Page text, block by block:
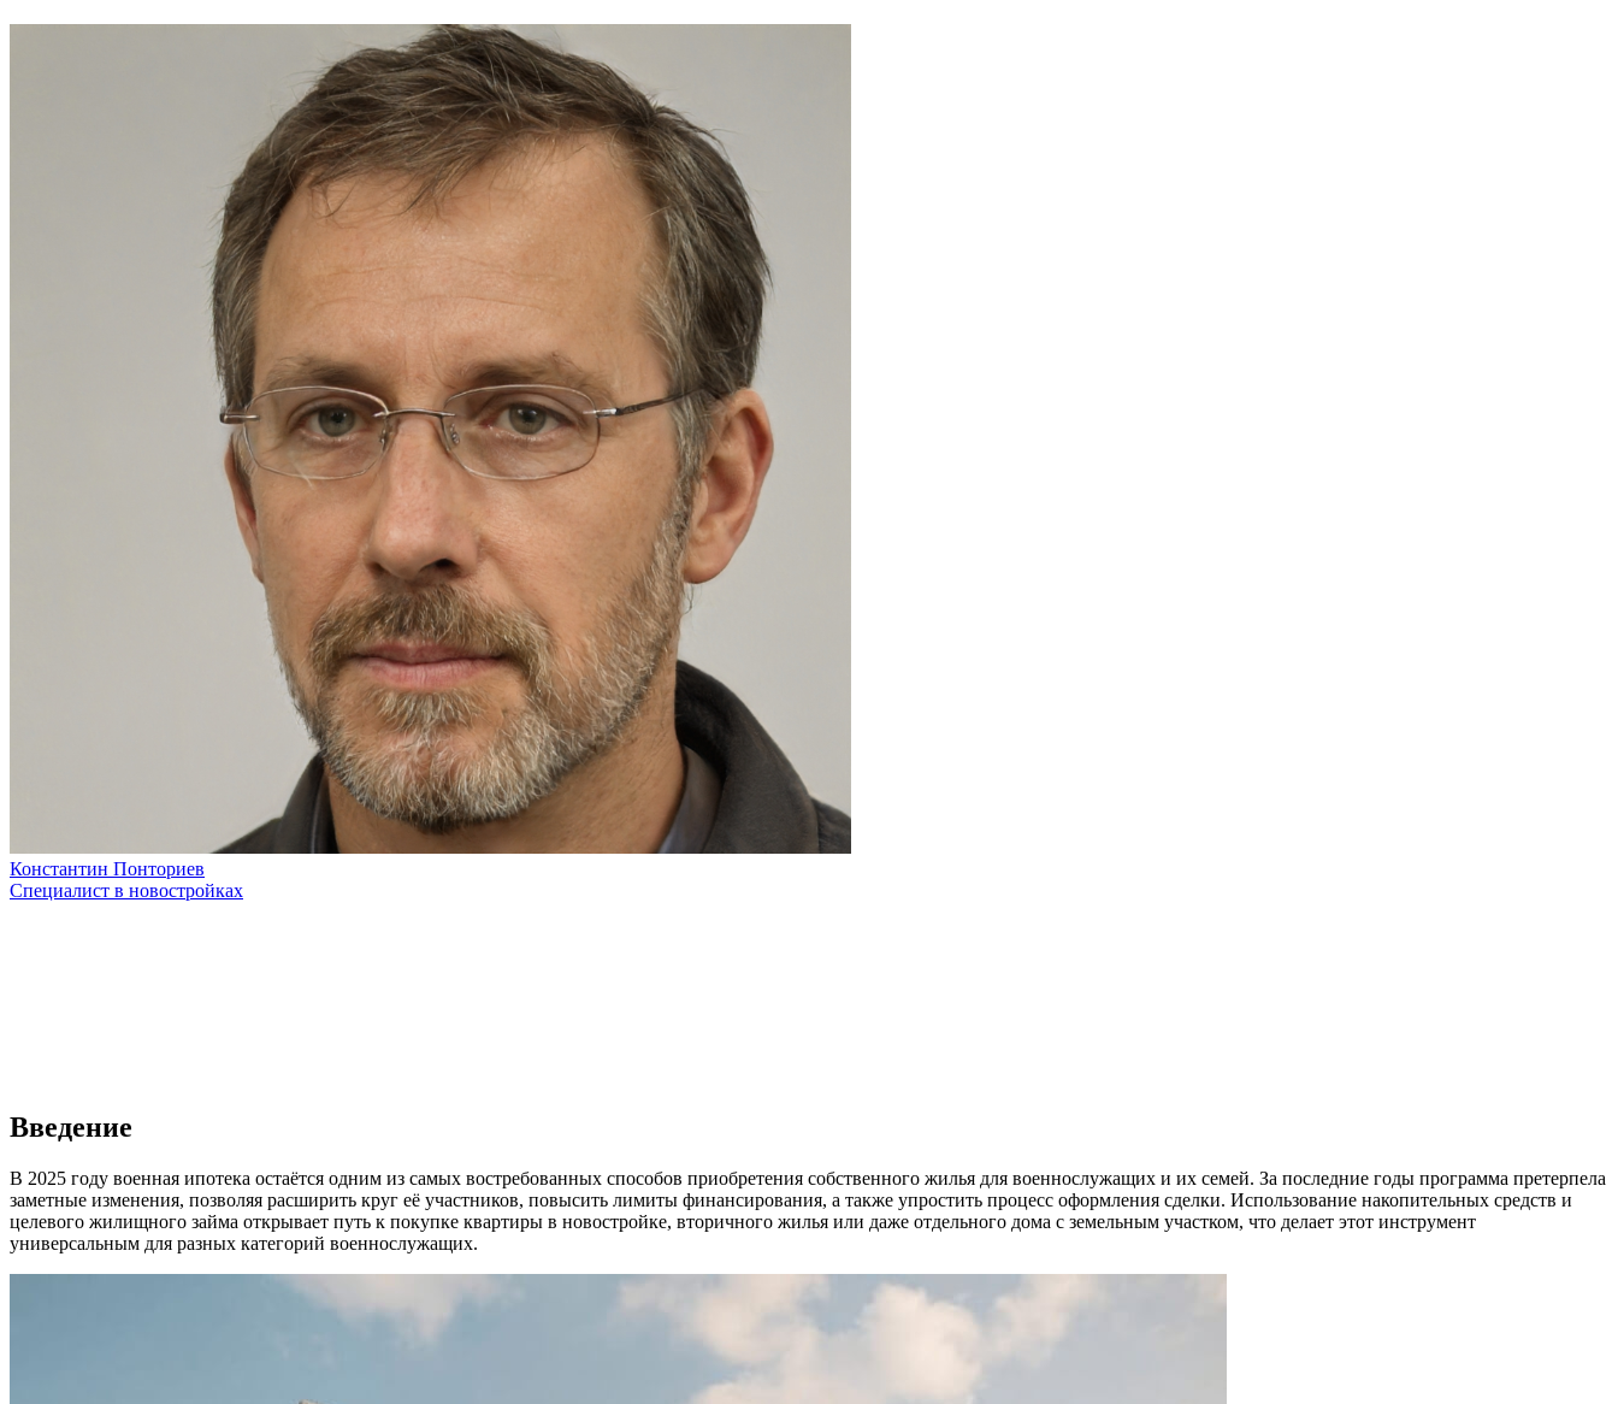
Константин Понториев
Специалист в новостройках
Введение
В 2025 году военная ипотека остаётся одним из самых востребованных способов приобретения собственного жилья для военнослужащих и их семей. За последние годы программа претерпела
заметные изменения, позволяя расширить круг её участников, повысить лимиты финансирования, а также упростить процесс оформления сделки. Использование накопительных средств и
целевого жилищного займа открывает путь к покупке квартиры в новостройке, вторичного жилья или даже отдельного дома с земельным участком, что делает этот инструмент
универсальным для разных категорий военнослужащих.